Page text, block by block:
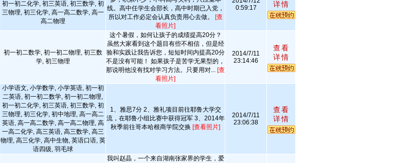
初一初二化学, 初三英语, 初三数学, 初
三物理, 初三化学, 高一高二数学, 高一
高二物理
线。高中任学生会部长，高中时期已入党，
所以对工作必定会认真负责用心去做。
[查
看照片]
0:59:17
详情
初一初二数学, 初一初二物理, 初三数
学, 初三物理
这个暑假，如何让孩子的成绩提高20分？
虽然大家看到这个题目有些不相信，但是经
验和实践让我告诉您，短短时间内提高20分
不是没有可能！ 如果孩子是苦学无果型的，
那说明他没有找对学习方法。只要用对... [查
看照片]
2014/7/11
23:14:46
查看
详情
小学语文, 小学数学, 小学英语, 初一初
二英语, 初一初二数学, 初一初二物理,
初一初二化学, 初三英语, 初三数学, 初
三物理, 初三化学, 初中地理, 高一高二
英语, 高一高二数学, 高一高二物理, 高
一高二化学, 高三英语, 高三数学, 高三
物理, 高三化学, 高中生物, 英语口语, 英
语四级, 羽毛球
1、雅思7分 2、雅礼项目前往耶鲁大学交
流，在耶鲁小组比赛中获得冠军 3、2014年
秋季前往哥本哈根商学院交换 [查看照片]
2014/7/11
23:06:38
查看
详情
我叫赵晶，一个来自湖南张家界的学生，爱